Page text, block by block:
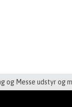
og Messe udstyr og